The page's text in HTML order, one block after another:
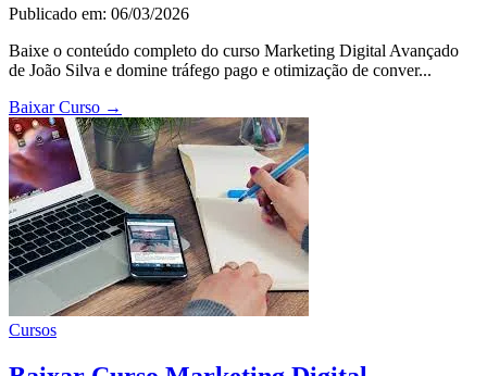
Publicado em: 06/03/2026
Baixe o conteúdo completo do curso Marketing Digital Avançado
de João Silva e domine tráfego pago e otimização de conver...
Baixar Curso →
Cursos